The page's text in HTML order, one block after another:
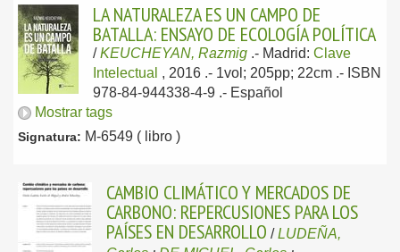
LA NATURALEZA ES UN CAMPO DE
BATALLA: ENSAYO DE ECOLOGÍA POLÍTICA
/KEUCHEYAN, Razmig .- Madrid: Clave
Intelectual , 2016 .- 1vol; 205pp; 22cm .- ISBN
978-84-944338-4-9 .- Español
Mostrar tags
Signatura: M-6549 ( libro )
CAMBIO CLIMÁTICO Y MERCADOS DE
CARBONO: REPERCUSIONES PARA LOS
PAÍSES EN DESARROLLO /LUDEÑA,